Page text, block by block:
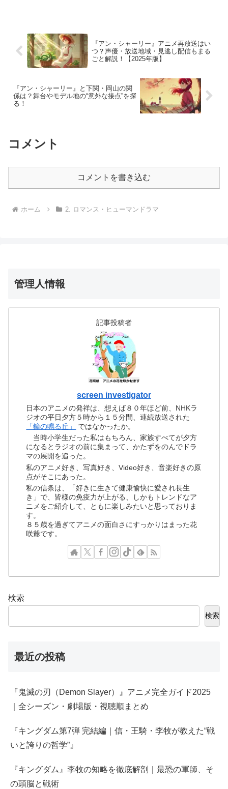
『アン・シャーリー』アニメ再放送はい
つ？声優・放送地域・見逃し配信もまる
ごと解説！【2025年版】
『アン・シャーリー』と下関・岡山の関
係は？舞台やモデル地の“意外な接点”を探
る！
コメント
コメントを書き込む
ホーム 2. ロマンス・ヒューマンドラマ
管理人情報
記事投稿者
screen investigator
日本のアニメの発祥は、想えば８０年ほど前、NHKラ
ジオの平日夕方５時から１５分間、連続放送された
「鐘の鳴る丘」
ではなかったか。
当時小学生だった私はもちろん、家族すべてが夕方
になるとラジオの前に集まって、かたずをのんでドラ
マの展開を追った。
私のアニメ好き、写真好き、Video好き、音楽好きの原
点がそこにあった。
私の信条は、「好きに生きて健康愉快に愛され長生
き」で、皆様の免疫力が上がる、しかもトレンドなア
ニメをご紹介して、ともに楽しみたいと思っておりま
す。
８５歳を過ぎてアニメの面白さにすっかりはまった花
咲爺です。
検索
検索
最近の投稿
『鬼滅の刃（Demon Slayer）』アニメ完全ガイド2025
｜全シーズン・劇場版・視聴順まとめ
『キングダム第7弾 完結編｜信・王騎・李牧が教えた“戦
いと誇りの哲学”』
『キングダム』李牧の知略を徹底解剖｜最恐の軍師、そ
の頭脳と戦術